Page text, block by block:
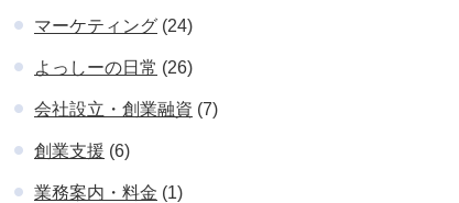
マーケティング (24)
よっしーの日常 (26)
会社設立・創業融資 (7)
創業支援 (6)
業務案内・料金 (1)